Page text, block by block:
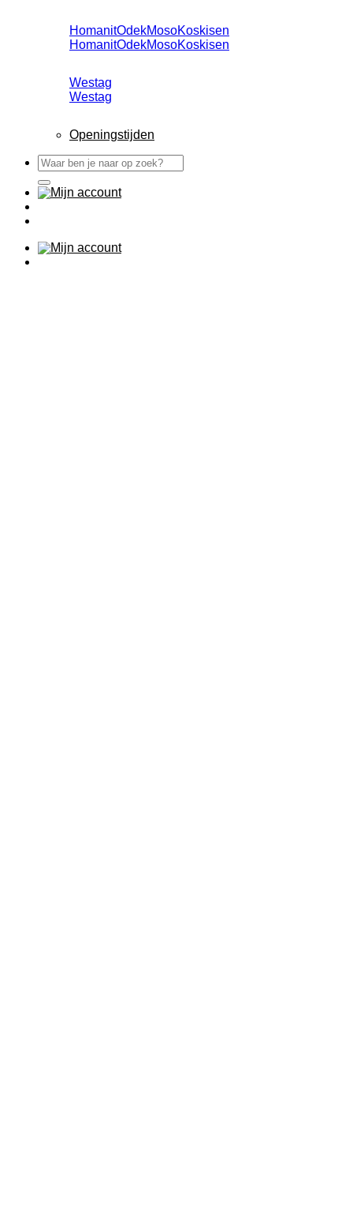
Homanit
Homanit
Odek
Odek
Moso
Moso
Koskisen
Koskisen
Westag
Westag
Openingstijden
Zoeken
naar: